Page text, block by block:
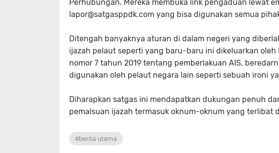
Perhubungan. Mereka membuka link pengaduan lewat
lapor@satgasppdk.com yang bisa digunakan semua
Ditengah banyaknya aturan di dalam negeri yang
ijazah pelaut seperti yang baru-baru ini dikeluarkan
nomor 7 tahun 2019 tentang pemberlakuan AIS,
digunakan oleh pelaut negara lain seperti sebuah ironi
Diharapkan satgas ini mendapatkan dukungan penuh
pemalsuan ijazah termasuk oknum-oknum yang terlibat
#berita utama